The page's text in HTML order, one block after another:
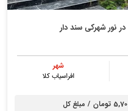
نور شهرکی سند دار
شهر
افراسیاب کلا
/ مبلغ کل